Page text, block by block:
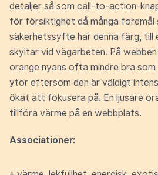
detaljer så som call-to-action-
för försiktighet då många föremål
säkerhetssyfte har denna färg, till
skyltar vid vägarbeten. På
orange nyans ofta mindre bra
ytor eftersom den är väldigt
ökat att fokusera på. En ljusare
tillföra värme på en webbplats.
Associationer: